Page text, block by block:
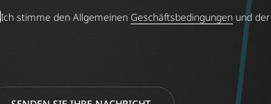
Ich stimme den Allgemeinen Geschäftsbedingungen und der